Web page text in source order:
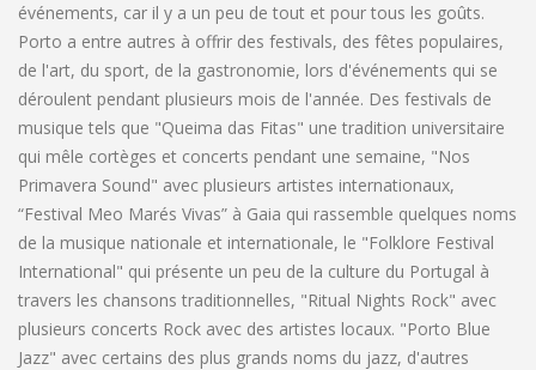
événements, car il y a un peu de tout et pour tous les goûts.
Porto a entre autres à offrir des festivals, des fêtes populaires,
de l'art, du sport, de la gastronomie, lors d'événements qui se
déroulent pendant plusieurs mois de l'année. Des festivals de
musique tels que "Queima das Fitas" une tradition universitaire
qui mêle cortèges et concerts pendant une semaine, "Nos
Primavera Sound" avec plusieurs artistes internationaux,
“Festival Meo Marés Vivas” à Gaia qui rassemble quelques noms
de la musique nationale et internationale, le "Folklore Festival
International" qui présente un peu de la culture du Portugal à
travers les chansons traditionnelles, "Ritual Nights Rock" avec
plusieurs concerts Rock avec des artistes locaux. "Porto Blue
Jazz" avec certains des plus grands noms du jazz, d'autres